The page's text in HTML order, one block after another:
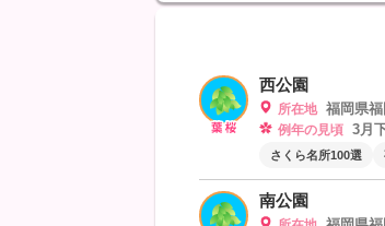
西公園
所在地 福岡県
例年の見頃 3月
さくら名所100選
南公園